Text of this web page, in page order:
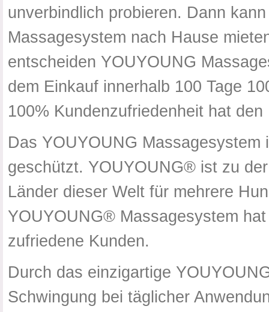
unverbindlich probieren. Dann
Massagesystem nach Hause
entscheiden YOUYOUNG
dem Einkauf innerhalb 100 Tage
100% Kundenzufriedenheit hat
Das YOUYOUNG
geschützt. YOUYOUNG® ist zu
Länder dieser Welt für mehrere
YOUYOUNG® Massagesystem
zufriedene Kunden.
Durch das einzigartige
Schwingung bei täglicher